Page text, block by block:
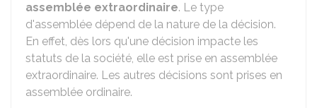
assemblée extraordinaire. Le type
d'assemblée dépend de la nature de la décision.
En effet, dès lors qu'une décision impacte les
statuts de la société, elle est prise en assemblée
extraordinaire. Les autres décisions sont prises en
assemblée ordinaire.